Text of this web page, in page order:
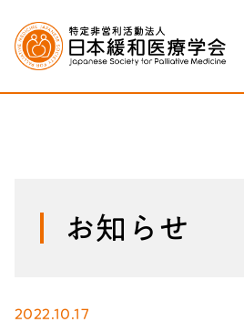
お知らせ
2022.10.17